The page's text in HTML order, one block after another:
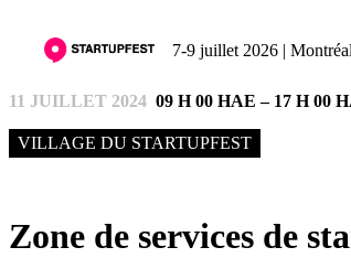
7-9 juillet 2026 | Montréal
11 JUILLET 2024 09 H 00 HAE – 17 H 00
VILLAGE DU STARTUPFEST
Zone de services de